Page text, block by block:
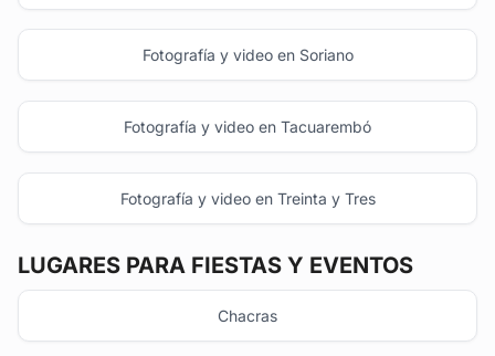
Fotografía y video en Soriano
Fotografía y video en Tacuarembó
Fotografía y video en Treinta y Tres
LUGARES PARA FIESTAS Y EVENTOS
Chacras